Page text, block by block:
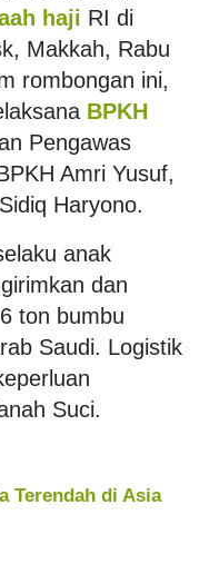
haji RI di
Makkah, Rabu
rombongan ini,
BPKH
Pengawas
Amri Yusuf,
Haryono.
anak
dan
ton bumbu
Saudi. Logistik
Suci.
Terendah di Asia